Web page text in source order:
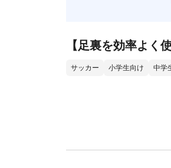
【足裏を効率よく
サッカー 小学生向け 中学